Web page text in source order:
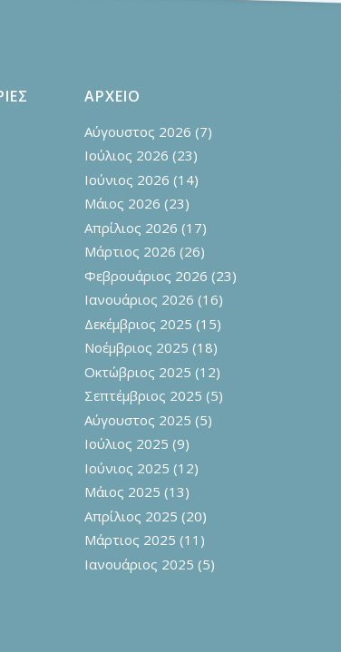
ΑΡΧΕΙΟ
Αύγουστος 2026 (7)
Ιούλιος 2026 (23)
Ιούνιος 2026 (14)
Μάιος 2026 (23)
Απρίλιος 2026 (17)
Μάρτιος 2026 (26)
Φεβρουάριος 2026 (23)
Ιανουάριος 2026 (16)
Δεκέμβριος 2025 (15)
Νοέμβριος 2025 (18)
Οκτώβριος 2025 (12)
Σεπτέμβριος 2025 (5)
Αύγουστος 2025 (5)
Ιούλιος 2025 (9)
Ιούνιος 2025 (12)
Μάιος 2025 (13)
Απρίλιος 2025 (20)
Μάρτιος 2025 (11)
Ιανουάριος 2025 (5)